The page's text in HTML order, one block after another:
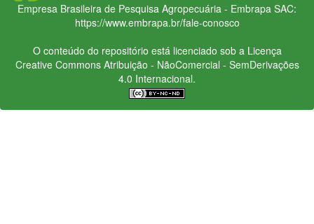
Empresa Brasileira de Pesquisa Agropecuária - Embrapa SAC:
https://www.embrapa.br/fale-conosco
O conteúdo do repositório está licenciado sob a Licença
Creative CommonsAtribuição - NãoComercial - SemDerivações
4.0 Internacional.